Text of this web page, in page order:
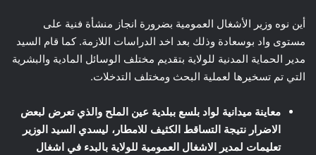
أين نوه وزير الأشغال العمومية بضرورة انجاز منشأة فنية على
مستوى واد بوسعادة وذلك بعد اخد الدراسات اللازمة. كما قام السيد
مدير الحماية المدنية للولاية بتقديم مختلف الوسائل المادية والبشرية
التي تم تسخيرها لعملية البحث ومختلف التدخلات.
معاينة ميدانية لواد بلسع ببلدية عين الملح والذي تعرض لبعض
الاضرار نتيجة التساقط الكثيف للامطار، ليسدي السيد الوزير
تعليمات لمدير الاشغال العمومية للولاية بالبدء في اشغال